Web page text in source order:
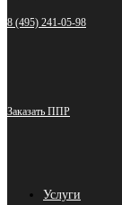
8 (495) 241-05-98
Заказать ППР
Услуги